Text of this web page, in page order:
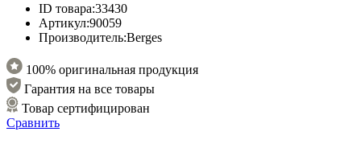
ID товара:33430
Артикул:90059
Производитель:Berges
100% оригинальная продукция
Гарантия на все товары
Товар сертифицирован
Сравнить